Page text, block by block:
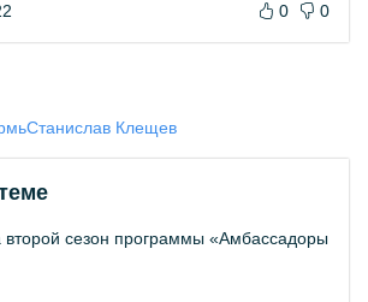
0 0
Станислав Клещев
второй сезон программы «Амбассадоры